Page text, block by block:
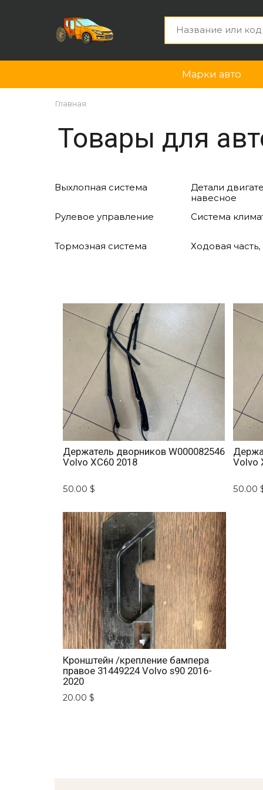
Марки авто
Главная
Товары для
Выхлопная система
Детали
навесное
Рулевое управление
Система
Тормозная система Ходовая
Держатель дворников W000082546
Volvo XC60 2018
50.00 $
Volvo
50.00
Кронштейн /крепление бампера
правое 31449224 Volvo s90 2016-
2020
20.00 $